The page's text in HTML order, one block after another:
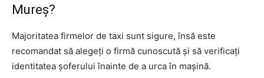
Mureș?
Majoritatea firmelor de taxi sunt sigure, însă este
recomandat să alegeți o firmă cunoscută și să verificați
identitatea șoferului înainte de a urca în mașină.